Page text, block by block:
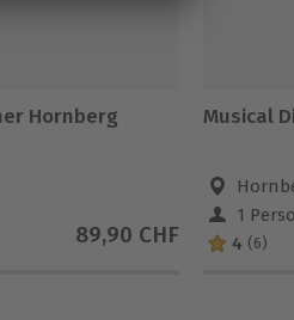
Hornberg
89,90 CHF
Musical
1
4 (6)